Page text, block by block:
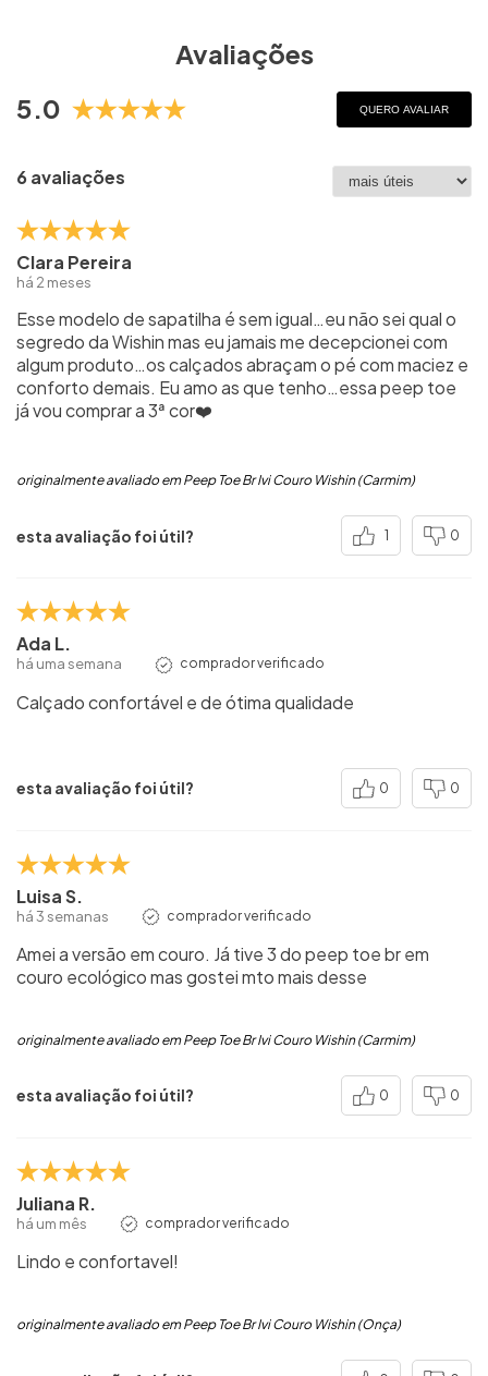
Avaliações
5.0
QUERO AVALIAR
6 avaliações
Clara Pereira
há 2 meses
Esse modelo de sapatilha é sem igual…eu não sei qual o
segredo da Wishin mas eu jamais me decepcionei com
algum produto…os calçados abraçam o pé com maciez e
conforto demais. Eu amo as que tenho…essa peep toe
já vou comprar a 3ª cor❤️
originalmente avaliado em Peep Toe Br Ivi Couro Wishin (Carmim)
esta avaliação foi útil? 1 0
Ada L.
há uma semana comprador verificado
Calçado confortável e de ótima qualidade
esta avaliação foi útil? 0 0
Luisa S.
há 3 semanas comprador verificado
Amei a versão em couro. Já tive 3 do peep toe br em
couro ecológico mas gostei mto mais desse
originalmente avaliado em Peep Toe Br Ivi Couro Wishin (Carmim)
esta avaliação foi útil? 0 0
Juliana R.
há um mês comprador verificado
Lindo e confortavel!
originalmente avaliado em Peep Toe Br Ivi Couro Wishin (Onça)